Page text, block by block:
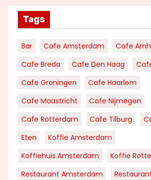
Tags
Bar Cafe Amsterdam
Cafe
Cafe Breda
Cafe Den Haag
Cafe Groningen
Cafe Haarlem
Cafe Maastricht
Cafe Nijmegen
Cafe Rotterdam
Cafe Tilburg
Eten
Koffie Amsterdam
Koffiehuis Amsterdam
Koffie
Restaurant Amsterdam